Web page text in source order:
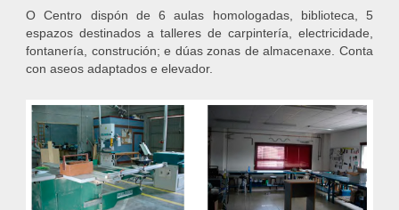
O Centro dispón de 6 aulas homologadas, biblioteca, 5
espazos destinados a talleres de carpintería, electricidade,
fontanería, construción; e dúas zonas de almacenaxe. Conta
con aseos adaptados e elevador.